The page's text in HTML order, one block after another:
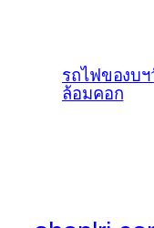
รถไฟของบฯ
ล้อมคอก